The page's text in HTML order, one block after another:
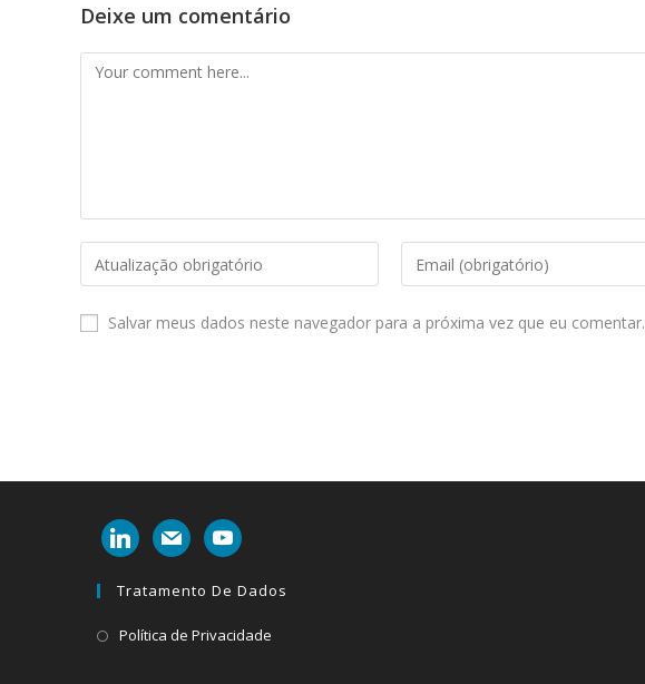
Deixe um comentário
Comment
Enter
your
name
or
Enter
your
address
Salvar meus dados neste navegador para a próxima vez que eu comentar.
linkedinmail youtube
Tratamento De Dados
Política de Privacidade